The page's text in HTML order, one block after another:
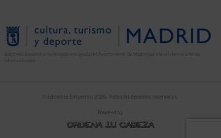
Ediciones Encuentro ha recibido una ayuda del Ayuntamiento de Madrid para la asistencia a ferias
© Ediciones Encuentro 2026. Todos los derechos reservados.
Powered by